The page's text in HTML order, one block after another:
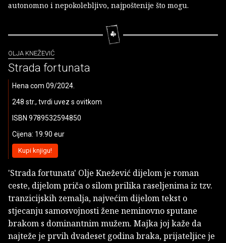
autonomno i nepokolebljivo, najpoštenije što mogu.
OLJA KNEŽEVIĆ
Strada fortunata
Hena com 09/2024.
248 str., tvrdi uvez s ovitkom
ISBN 9789532594850
Cijena: 19.90 eur
Kupi knjigu!
'Strada fortunata' Olje Knežević dijelom je roman
ceste, dijelom priča o silom prilika raseljenima iz tzv.
tranzicijskih zemalja, najvećim dijelom tekst o
stjecanju samosvojnosti žene neminovno sputane
brakom s dominantnim mužem. Majka joj kaže da
najteže je prvih dvadeset godina braka, prijateljice je